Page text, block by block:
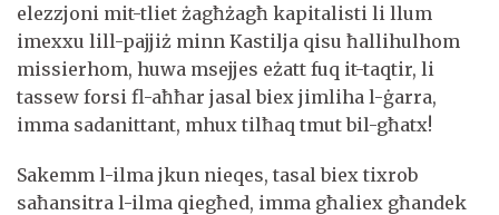
elezzjoni mit-tliet żagħżagħ kapitalisti li llum
imexxu lill-pajjiż minn Kastilja qisu ħallihulhom
missierhom, huwa msejjes eżatt fuq it-taqtir, li
tassew forsi fl-aħħar jasal biex jimliha l-ġarra,
imma sadanittant, mhux tilħaq tmut bil-għatx!
Sakemm l-ilma jkun nieqes, tasal biex tixrob
saħansitra l-ilma qiegħed, imma għaliex għandek